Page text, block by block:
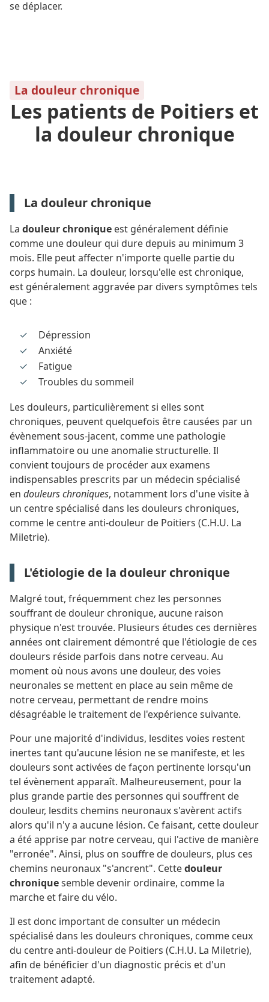
se déplacer.
La douleur chronique
Les patients de Poitiers et
la douleur chronique
La douleur chronique
La douleur chronique est généralement définie
comme une douleur qui dure depuis au minimum 3
mois. Elle peut affecter n'importe quelle partie du
corps humain. La douleur, lorsqu'elle est chronique,
est généralement aggravée par divers symptômes tels
que :
Dépression
Anxiété
Fatigue
Troubles du sommeil
Les douleurs, particulièrement si elles sont
chroniques, peuvent quelquefois être causées par un
évènement sous-jacent, comme une pathologie
inflammatoire ou une anomalie structurelle. Il
convient toujours de procéder aux examens
indispensables prescrits par un médecin spécialisé
en douleurs chroniques, notamment lors d'une visite à
un centre spécialisé dans les douleurs chroniques,
comme le centre anti-douleur de Poitiers (C.H.U. La
Miletrie).
L'étiologie de la douleur chronique
Malgré tout, fréquemment chez les personnes
souffrant de douleur chronique, aucune raison
physique n'est trouvée. Plusieurs études ces dernières
années ont clairement démontré que l'étiologie de ces
douleurs réside parfois dans notre cerveau. Au
moment où nous avons une douleur, des voies
neuronales se mettent en place au sein même de
notre cerveau, permettant de rendre moins
désagréable le traitement de l'expérience suivante.
Pour une majorité d'individus, lesdites voies restent
inertes tant qu'aucune lésion ne se manifeste, et les
douleurs sont activées de façon pertinente lorsqu'un
tel évènement apparaît. Malheureusement, pour la
plus grande partie des personnes qui souffrent de
douleur, lesdits chemins neuronaux s'avèrent actifs
alors qu'il n'y a aucune lésion. Ce faisant, cette douleur
a été apprise par notre cerveau, qui l'active de manière
"erronée". Ainsi, plus on souffre de douleurs, plus ces
chemins neuronaux "s'ancrent". Cettedouleur
chroniquesemble devenir ordinaire, comme la
marche et faire du vélo.
Il est donc important de consulter un médecin
spécialisé dans les douleurs chroniques, comme ceux
du centre anti-douleur de Poitiers (C.H.U. La Miletrie),
afin de bénéficier d'un diagnostic précis et d'un
traitement adapté.